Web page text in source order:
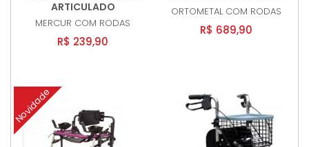
ARTICULADO
MERCUR COM RODAS
R$ 239,90
ORTOMETAL COM RODAS
R$ 689,90
Novidade